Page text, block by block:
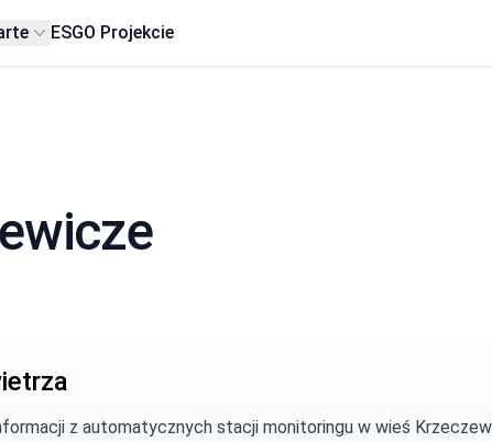
ESGO Projekcie
z automatycznych stacji monitoringu w wieś